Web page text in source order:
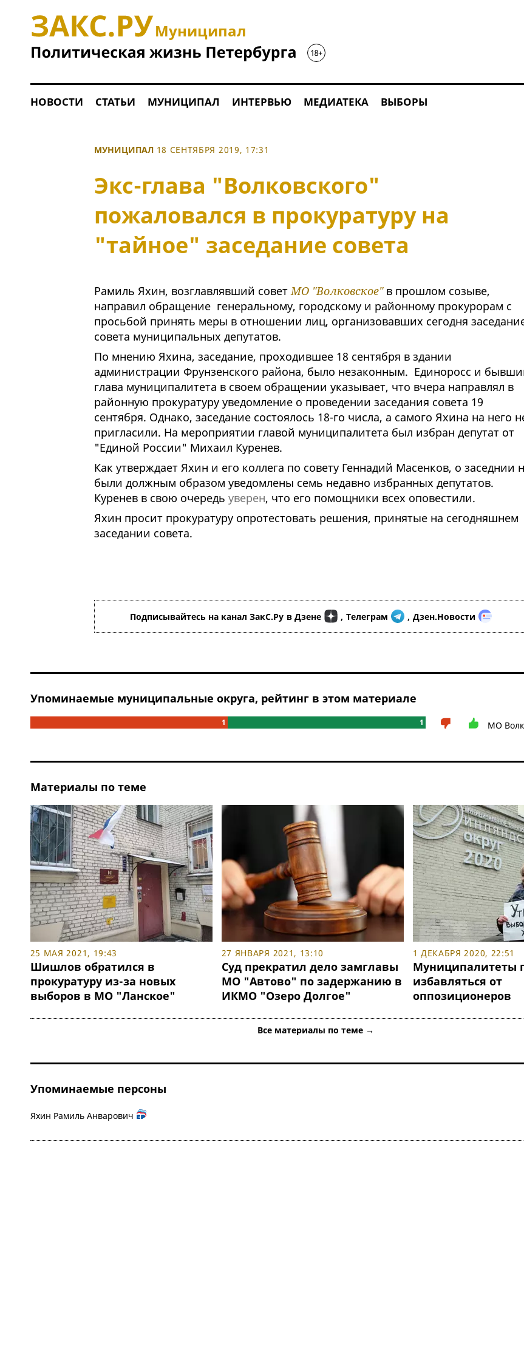
Муниципал
НОВОСТИ СТАТЬИ МУНИЦИПАЛ ИНТЕРВЬЮ МЕДИАТЕКА ВЫБОРЫ
МУНИЦИПАЛ 18 СЕНТЯБРЯ 2019, 17:31
Экс-глава "Волковского"
пожаловался в прокуратуру на
"тайное" заседание совета
Рамиль Яхин, возглавлявший советМО "Волковское"в прошлом созыве,
направил обращение генеральному, городскому и районному прокурорам с
просьбой принять меры в отношении лиц, организовавших сегодня
совета муниципальных депутатов.
По мнению Яхина, заседание, проходившее 18 сентября в здании
администрации Фрунзенского района, было незаконным. Единоросс и
глава муниципалитета в своем обращении указывает, что вчера направлял в
районную прокуратуру уведомление о проведении заседания совета 19
сентября. Однако, заседание состоялось 18-го числа, а самого Яхина на него
пригласили. На мероприятии главой муниципалитета был избран депутат от
"Единой России" Михаил Куренев.
Как утверждает Яхин и его коллега по совету Геннадий Масенков, о заседнии
были должным образом уведомлены семь недавно избранных депутатов.
Куренев в свою очередь уверен, что его помощники всех оповестили.
Яхин просит прокуратуру опротестовать решения, принятые на сегодняшнем
заседании совета.
Подписывайтесь на канал ЗакС.Ру в Дзене , Телеграм , Дзен.Новости
Упоминаемые муниципальные округа, рейтинг в этом материале
1 1 МО
Материалы по теме
25 МАЯ 2021, 19:43
Шишлов обратился в
прокуратуру из-за новых
выборов в МО "Ланское"
27 ЯНВАРЯ 2021, 13:10
Суд прекратил дело замглавы
МО "Автово" по задержанию в
ИКМО "Озеро Долгое"
1 ДЕКАБРЯ 2020, 22:51
Муниципалитеты
избавляться от
оппозиционеров
Все материалы по теме →
Упоминаемые персоны
Яхин Рамиль Анварович